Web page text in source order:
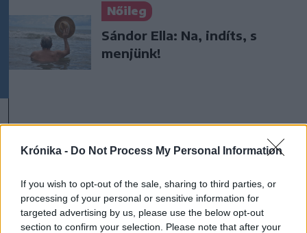
Krónika - Do Not Process My Personal Information
If you wish to opt-out of the sale, sharing to third parties, or
processing of your personal or sensitive information for
targeted advertising by us, please use the below opt-out
section to confirm your selection. Please note that after your
Nőileg
Sándor Ella: Na, indíts, s
menjünk!
A rovat további cikkei